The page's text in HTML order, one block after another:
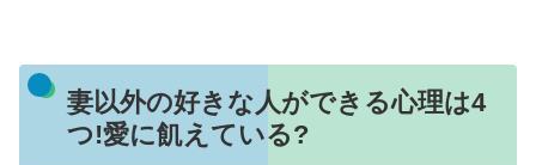
妻以外の好きな人ができる心理は4
つ!愛に飢えている?